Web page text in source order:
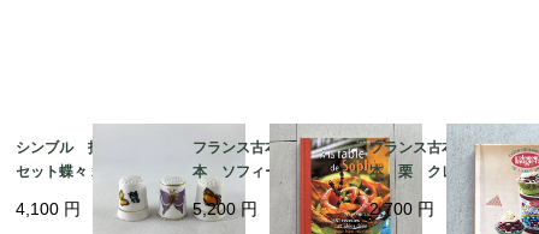
シンブル 指ぬき 3個
セット蝶々 裁縫道具 1
4,100 円
フランス古本 レシピ
本 ソフィーのお料理
本 100レシピ 12ps
eh17-1
5,200円
フランス古本 レシピ
本 栗 クレマン・フ
ォジェ マロンクリー
ム 12pseg20-2
2,700 円